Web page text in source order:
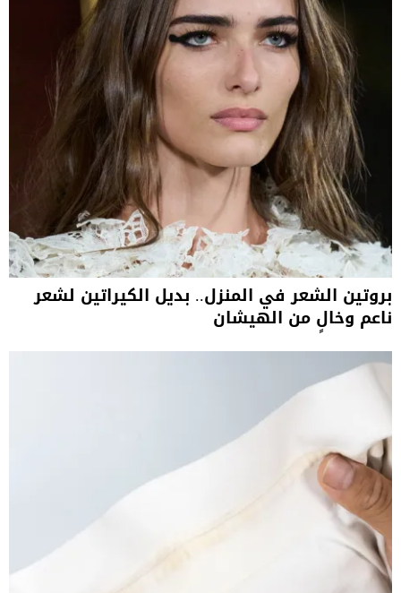
بروتين الشعر في المنزل.. بديل الكيراتين لشعر
ناعم وخالٍ من الهيشان